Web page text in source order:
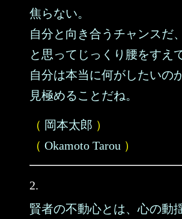
焦らない。
自分と向き合うチャンスだ、
と思ってじっくり腰をすえて
自分は本当に何がしたいのか
見極めることだね。
（ 岡本太郎 ）
（ Okamoto Tarou ）
2.
賢者の不動心とは、心の動